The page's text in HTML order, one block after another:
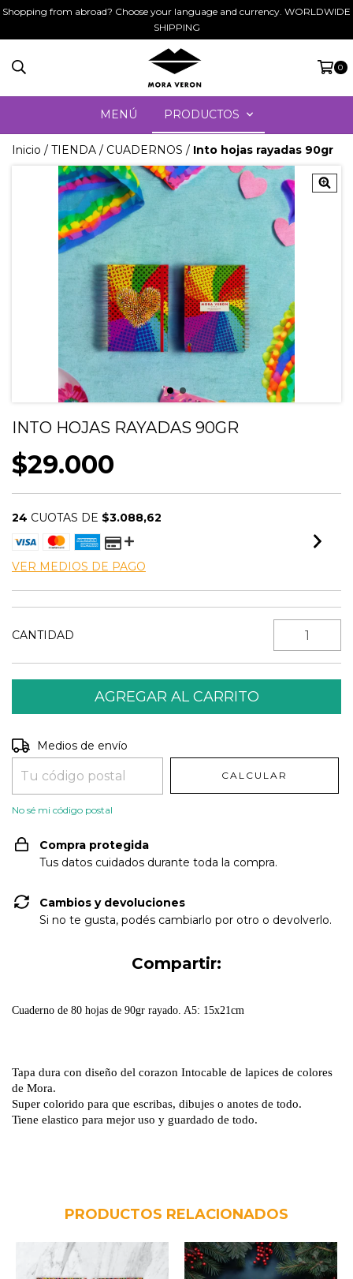
Shopping from abroad? Choose your language and currency. WORLDWIDE
SHIPPING
0
MENÚ PRODUCTOS
Inicio / TIENDA / CUADERNOS / Into hojas rayadas 90gr
INTO HOJAS RAYADAS 90GR
$29.000
24 CUOTAS DE $3.088,62
VER MEDIOS DE PAGO
CANTIDAD
Entregas para el CP:
Medios de envío
CALCULAR
No sé mi código postal
Compra protegida
Tus datos cuidados durante toda la compra.
Cambios y devoluciones
Si no te gusta, podés cambiarlo por otro o devolverlo.
Compartir:
Cuaderno de 80 hojas de 90gr rayado. A5: 15x21cm
Tapa dura con diseño del corazon Intocable de lapices de colores
de Mora.
Super colorido para que escribas, dibujes o anotes de todo.
Tiene elastico para mejor uso y guardado de todo.
PRODUCTOS RELACIONADOS